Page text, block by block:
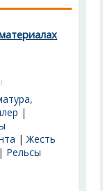
|
|Жесть
| Рельсы